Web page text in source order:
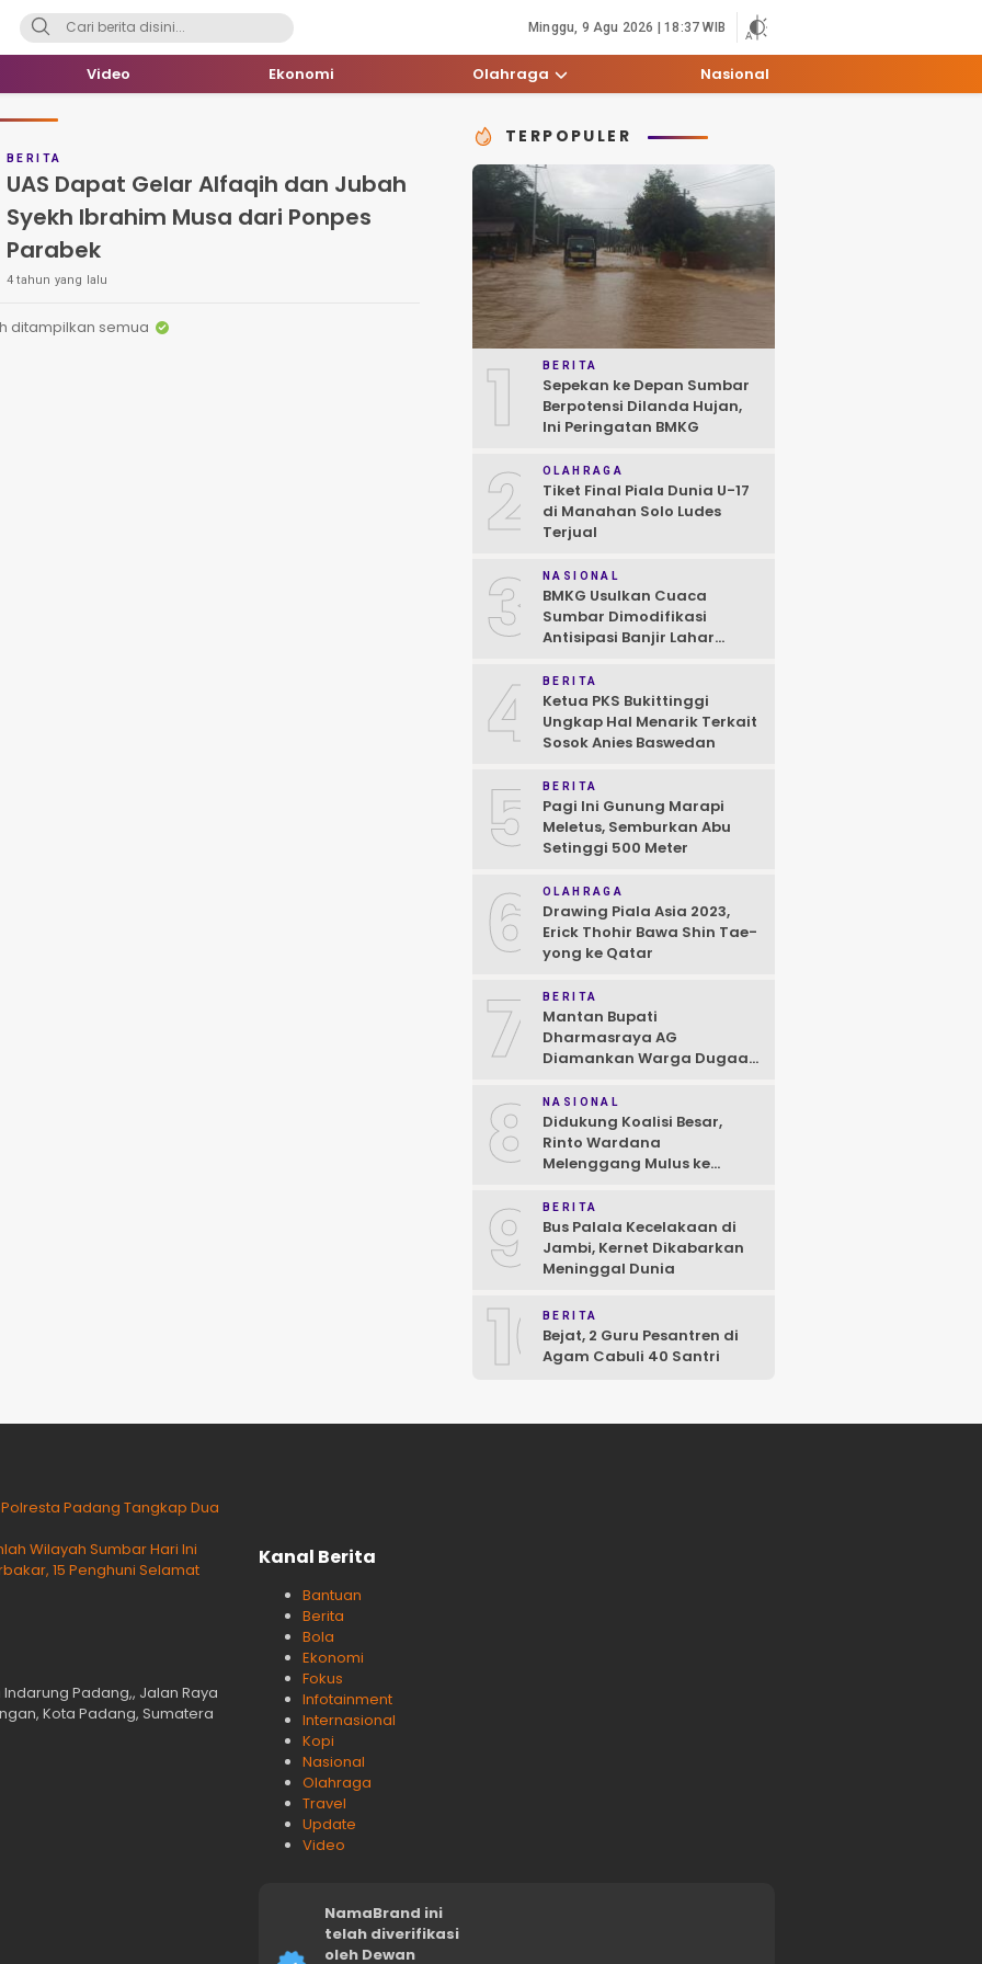
Minggu, 9 Agu 2026 | 18:37 WIB
Video Ekonomi Olahraga Nasional
BERITA
UAS Dapat Gelar Alfaqih dan Jubah
Syekh Ibrahim Musa dari Ponpes
Parabek
4 tahun yang lalu
ditampilkan semua
TERPOPULER
1 BERITA
Sepekan ke Depan Sumbar
Berpotensi Dilanda Hujan,
Ini Peringatan BMKG
2 OLAHRAGA
Tiket Final Piala Dunia U-17
di Manahan Solo Ludes
Terjual
3 NASIONAL
BMKG Usulkan Cuaca
Sumbar Dimodifikasi
Antisipasi Banjir Lahar
4 BERITA
Ketua PKS Bukittinggi
Ungkap Hal Menarik Terkait
Sosok Anies Baswedan
5 BERITA
Pagi Ini Gunung Marapi
Meletus, Semburkan Abu
Setinggi 500 Meter
6 OLAHRAGA
Drawing Piala Asia 2023,
Erick Thohir Bawa Shin Tae-
yong ke Qatar
7 BERITA
Mantan Bupati
Dharmasraya AG
Diamankan Warga Dugaan
8 NASIONAL
Didukung Koalisi Besar,
Rinto Wardana
Melenggang Mulus ke
Mentawai
9 BERITA
Bus Palala Kecelakaan di
Jambi, Kernet Dikabarkan
Meninggal Dunia
10BERITA
Bejat, 2 Guru Pesantren di
Agam Cabuli 40 Santri
Padang Tangkap Dua
Wilayah Sumbar Hari Ini
15 Penghuni Selamat
Indarung Padang,, Jalan Raya
Kota Padang, Sumatera
Kanal Berita
Bantuan
Berita
Bola
Ekonomi
Fokus
Infotainment
Internasional
Kopi
Nasional
Olahraga
Travel
Update
Video
NamaBrand ini
telah diverifikasi
oleh Dewan